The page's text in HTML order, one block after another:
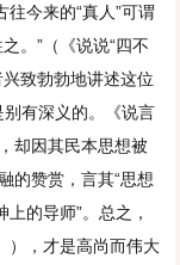
今来的“真人”可谓
。”（《说说“四不
致勃勃地讲述这位
别有深义的。《说言
却因其民本思想被
的赞赏，言其“思想
的导师”。总之，
），才是高尚而伟大